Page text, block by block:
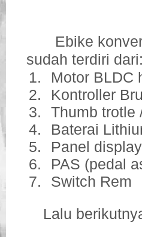
Ebike
sudah terdiri dari:
1.
Motor BLDC
2.
Kontroller
3.
Thumb trotle
4.
Baterai
5.
Panel display
6.
PAS (pedal
7.
Switch Rem
Lalu